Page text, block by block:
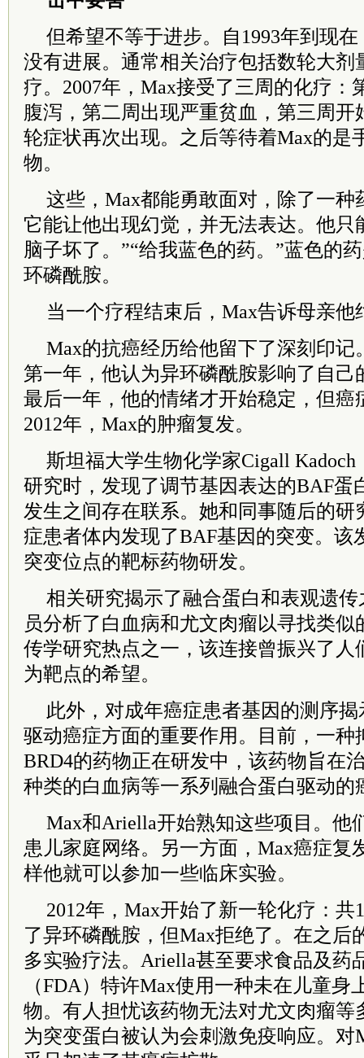
但希望不等于进步。自1993年到现
没有进展。通常相关治疗包括数轮大剂
疗。2007年，Max接受了三周的化疗：
腹泻，第二周出现严重贫血，第三周开
轮症状再次出现。之后等待着Max的是
物。
这些，Max都能勇敢面对，除了一种
它能让他出现幻觉，并无法表达。他只
脑子坏了。”“给我蓝色的药。”蓝色的
环磷酰胺。
当一个疗程结束后，Max告诉母亲他
Max的抗癌经历给他留下了深刻印记
第一年，他认为异环磷酰胺影响了自己
最后一年，他的情绪才开始稳定，但癌
2012年，Max的肿瘤复发。
斯坦福大学生物化学家Cigall
研究时，发现了调节基因表达的BAF蛋
发生之间存在联系。她和同事随后的研
症患者体内发现了BAF基因的突变。该
突变位点的靶标药物研发。
相关研究揭示了融合蛋白和表观遗
员分析了白血病和尤文肉瘤以寻找类似
传学研究热点之一，该连接曾振兴了人
为靶点的希望。
此外，对成年癌症患者基因的测序
驱动癌症方面的重要作用。目前，一种
BRD4的药物正在研发中，该药物旨在
种类的白血病等一系列融合蛋白驱动的
Max和Ariella开始熟知这些项目。他
患儿家庭网络。另一方面，Max癌症复
样他就可以参加一些临床实验。
2012年，Max开始了新一轮化疗：共
了异环磷酰胺，但Max拒绝了。在之后
多实验疗法。Ariella甚至要求食品及药
（FDA）特许Max使用一种未在儿童身
物。有人担忧该药物无法对尤文肉瘤等
为突变蛋白被认为会刺激免疫响应。对